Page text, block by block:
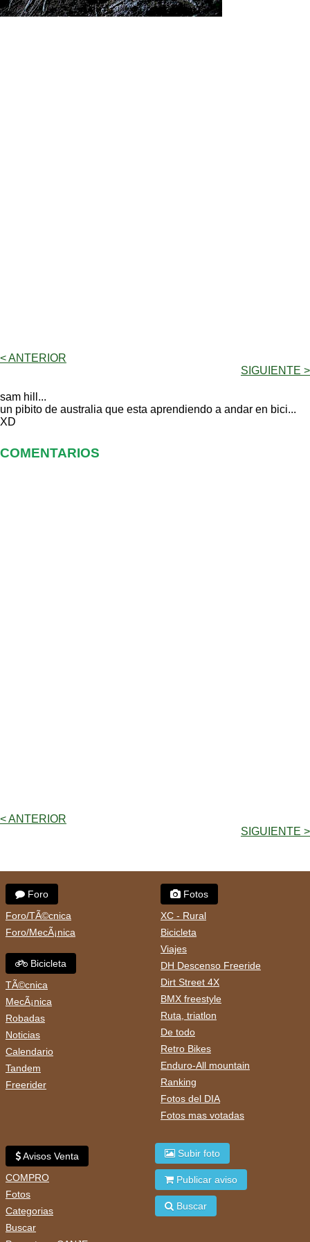
< ANTERIOR
SIGUIENTE >
sam hill...
un pibito de australia que esta aprendiendo a andar en bici...
XD
COMENTARIOS
< ANTERIOR
SIGUIENTE >
Foro
Foro/TÃ©cnica
Foro/MecÃ¡nica
Bicicleta
TÃ©cnica
MecÃ¡nica
Robadas
Noticias
Calendario
Tandem
Freerider
Fotos
XC - Rural
Bicicleta
Viajes
DH Descenso Freeride
Dirt Street 4X
BMX freestyle
Ruta, triatlon
De todo
Retro Bikes
Enduro-All mountain
Ranking
Fotos del DIA
Fotos mas votadas
Avisos Venta
COMPRO
Fotos
Categorias
Buscar
Subir foto
Publicar aviso
Buscar